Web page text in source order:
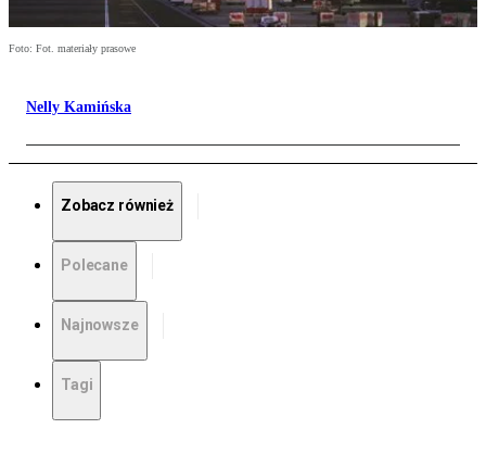
Foto: Fot. materiały prasowe
Nelly Kamińska
Zobacz również
Polecane
Najnowsze
Tagi